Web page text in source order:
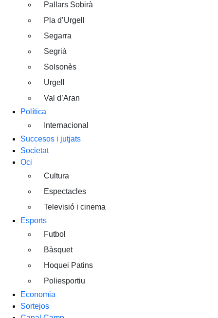
Pallars Sobirà
Pla d’Urgell
Segarra
Segrià
Solsonès
Urgell
Val d’Aran
Política
Internacional
Succesos i jutjats
Societat
Oci
Cultura
Espectacles
Televisió i cinema
Esports
Futbol
Bàsquet
Hoquei Patins
Poliesportiu
Economia
Sortejos